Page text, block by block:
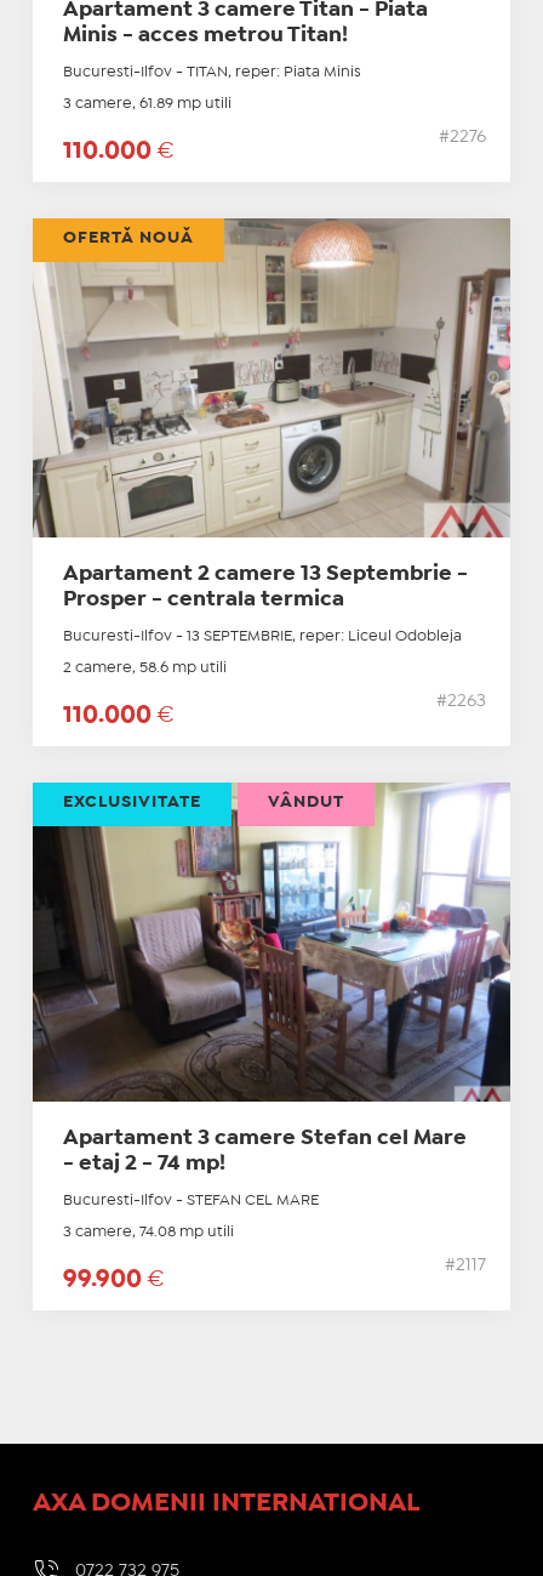
Apartament 3 camere Titan - Piata
Minis - acces metrou Titan!
Bucuresti-Ilfov - TITAN, reper: Piata Minis
3 camere, 61.89 mp utili
110.000 €
#2276
Apartament 2 camere 13 Septembrie -
Prosper - centrala termica
Bucuresti-Ilfov - 13 SEPTEMBRIE, reper: Liceul Odobleja
2 camere, 58.6 mp utili
110.000 €
#2263
OFERTĂ NOUĂ
Apartament 3 camere Stefan cel Mare
- etaj 2 - 74 mp!
Bucuresti-Ilfov - STEFAN CEL MARE
3 camere, 74.08 mp utili
99.900 €
#2117
EXCLUSIVITATE VÂNDUT
AXA DOMENII INTERNATIONAL
0722 732 975